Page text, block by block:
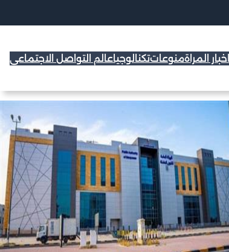
اخبار المراةمنوعاتتكنالوجياعالم التواصل الاجتماعي